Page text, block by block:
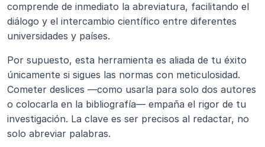
comprende de inmediato la abreviatura, facilitando el
diálogo y el intercambio científico entre diferentes
universidades y países.
Por supuesto, esta herramienta es aliada de tu éxito
únicamente si sigues las normas con meticulosidad.
Cometer deslices —como usarla para solo dos autores
o colocarla en la bibliografía— empaña el rigor de tu
investigación. La clave es ser precisos al redactar, no
solo abreviar palabras.